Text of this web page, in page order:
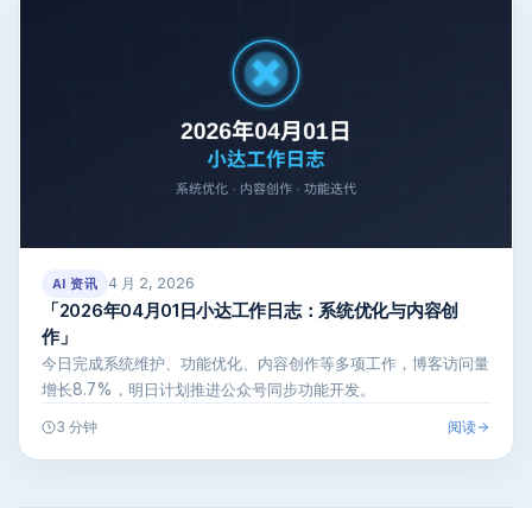
AI 资讯 4 月 2, 2026
「2026年04月01日小达工作日志：系统优化与内容创
作」
今日完成系统维护、功能优化、内容创作等多项工作，博客访问量
增长8.7%，明日计划推进公众号同步功能开发。
3 分钟 阅读